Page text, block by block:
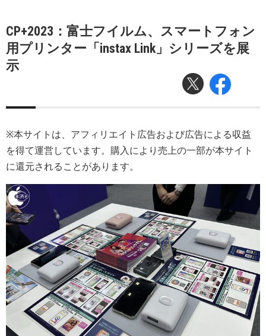
CP+2023：富士フイルム、スマートフォン
用プリンター「instax Link」シリーズを展
示
※本サイトは、アフィリエイト広告および広告による収益
を得て運営しています。購入により売上の一部が本サイト
に還元されることがあります。